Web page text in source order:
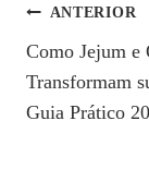
De
Post
ANTERIOR
Como Jejum e
Transformam
Guia Prático